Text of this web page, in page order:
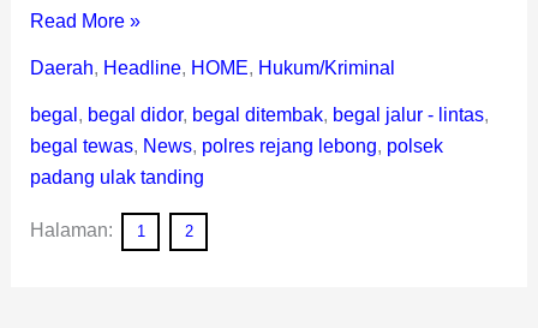
Read More »
Daerah, Headline, HOME, Hukum/Kriminal
begal , begal didor, begal ditembak, begal jalur - lintas,
begal tewas, News, polres rejang lebong, polsek
padang ulak tanding
Halaman: 1 2